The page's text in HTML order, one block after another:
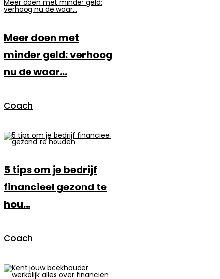
Meer doen met minder geld:
verhoog nu de waar...
Meer doen met
minder geld: verhoog
nu de waar...
Coach
5 tips om je bedrijf
financieel gezond te
hou...
Coach